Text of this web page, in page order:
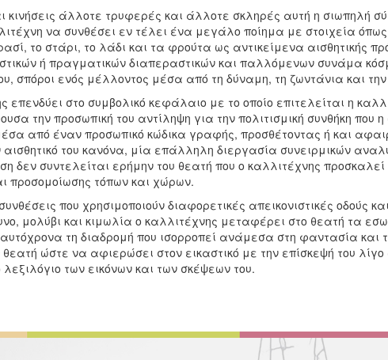
κινήσεις άλλοτε τρυφερές και άλλοτε σκληρές αυτή η σιωπηλή
να συνθέσει εν τέλει ένα μεγάλο ποίημα με στοιχεία
το στάρι, το λάδι και τα φρούτα ως αντικείμενα αισθητικής
ή πραγματικών διαπεραστικών και παλλόμενων συνάμα
σπόροι ενός μέλλοντος μέσα από τη δύναμη, τη ζωντάνια και
επενδύει στο συμβολικό κεφάλαιο με το οποίο επιτελείται η
την προσωπική του αντίληψη για την πολιτισμική συνθήκη που
από έναν προσωπικό κώδικα γραφής, προσθέτοντας ή και
αισθητικό του κανόνα, μία επάλληλη διεργασία συνειρμικών
δεν συντελείται ερήμην του θεατή που ο καλλιτέχνης
προσομοίωσης τόπων και χώρων.
που χρησιμοποιούν διαφορετικές απεικονιστικές οδούς
μολύβι και κιμωλία ο καλλιτέχνης μεταφέρει στο θεατή τα
τη διαδρομή που ισορροπεί ανάμεσα στη φαντασία και
θεατή ώστε να αφιερώσει στον εικαστικό με την επίσκεψή του
των εικόνων και των σκέψεων του.